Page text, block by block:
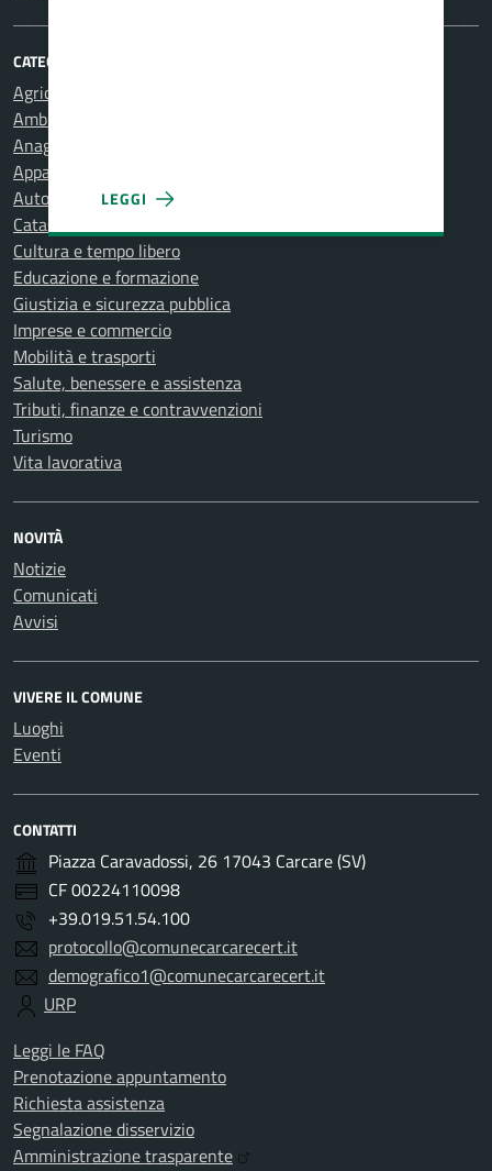
LEGGI
PIANO TRIENNALE DI PREVENZIONE DELLA
CATEGORIE DI SERVIZIO
Agricoltura e pesca
Ambiente
Anagrafe e stato civile
Appalti pubblici
Autorizzazioni
Catasto e urbanistica
Cultura e tempo libero
Educazione e formazione
Giustizia e sicurezza pubblica
Imprese e commercio
Mobilità e trasporti
Salute, benessere e assistenza
Tributi, finanze e contravvenzioni
Turismo
Vita lavorativa
NOVITÀ
Notizie
Comunicati
Avvisi
VIVERE IL COMUNE
Luoghi
Eventi
CONTATTI
Piazza Caravadossi, 26 17043 Carcare (SV)
CF 00224110098
+39.019.51.54.100
protocollo@comunecarcarecert.it
demografico1@comunecarcarecert.it
URP
Leggi le FAQ
Prenotazione appuntamento
Richiesta assistenza
Segnalazione disservizio
Amministrazione trasparente